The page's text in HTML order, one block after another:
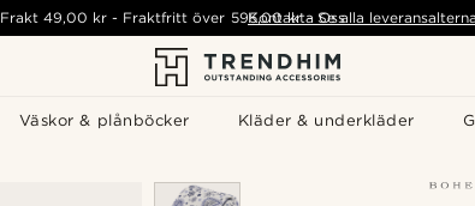
Väskor & plånböcker Kläder & underkläder
Frakt49,00 kr - Fraktfritt över 595,00 kr - Se alla
Kontakta Oss